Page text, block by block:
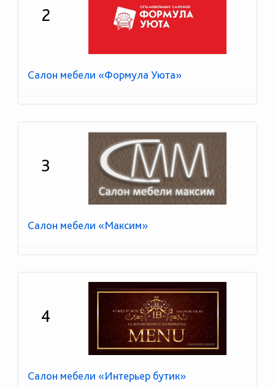
2
Салон мебели «Формула Уюта»
3
Салон мебели «Максим»
4
Салон мебели «Интерьер бутик»